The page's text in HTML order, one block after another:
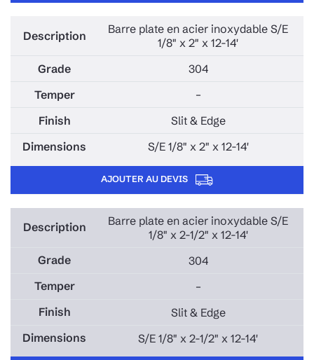
Barre plate en acier inoxydable S/E
1/8" x 2" x 12-14'
304
–
Slit & Edge
S/E 1/8" x 2" x 12-14'
AJOUTER AU DEVIS
Barre plate en acier inoxydable S/E
1/8" x 2-1/2" x 12-14'
304
–
Slit & Edge
S/E 1/8" x 2-1/2" x 12-14'